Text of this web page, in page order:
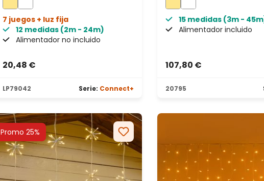
7 juegos + luz fija
12 medidas (2m - 24m)
Alimentador no incluido
20,48 €
LP79042 Serie: Connect+
15 medidas (3m -
Alimentador incluido
107,80 €
20795
Promo 25%